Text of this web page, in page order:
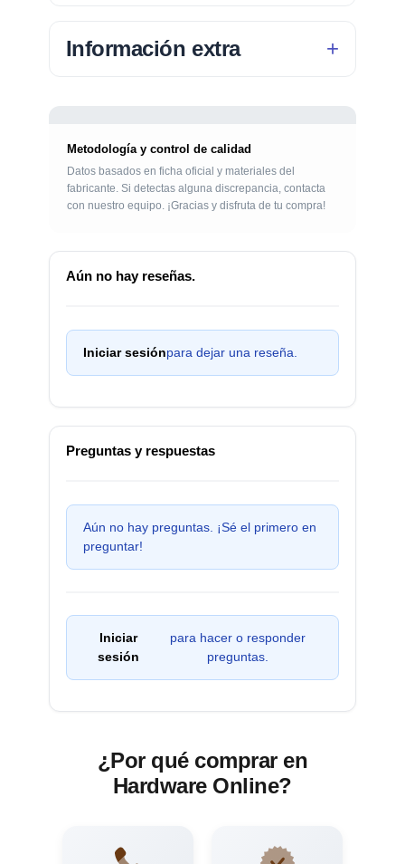
Información extra
Metodología y control de calidad
Datos basados en ficha oficial y materiales del
fabricante. Si detectas alguna discrepancia, contacta
con nuestro equipo. ¡Gracias y disfruta de tu compra!
Aún no hay reseñas.
Iniciar sesiónpara dejar una reseña.
Preguntas y respuestas
Aún no hay preguntas. ¡Sé el primero en
preguntar!
Iniciar
sesión
para hacer o responder
preguntas.
¿Por qué comprar en
Hardware Online?